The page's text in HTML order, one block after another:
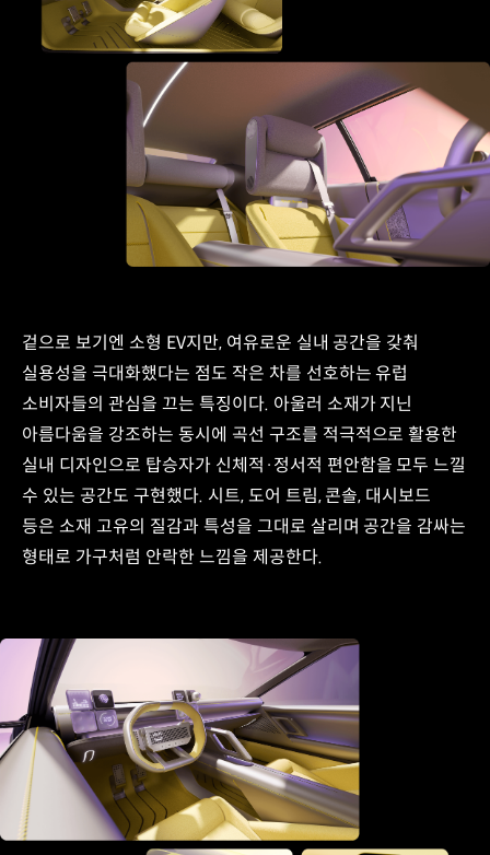
겉으로 보기엔 소형 EV지만, 여유로운 실내 공간을 갖춰
실용성을 극대화했다는 점도 작은 차를 선호하는 유럽
소비자들의 관심을 끄는 특징이다. 아울러 소재가 지닌
아름다움을 강조하는 동시에 곡선 구조를 적극적으로 활용한
실내 디자인으로 탑승자가 신체적·정서적 편안함을 모두 느낄
수 있는 공간도 구현했다. 시트, 도어 트림, 콘솔, 대시보드
등은 소재 고유의 질감과 특성을 그대로 살리며 공간을 감싸는
형태로 가구처럼 안락한 느낌을 제공한다.